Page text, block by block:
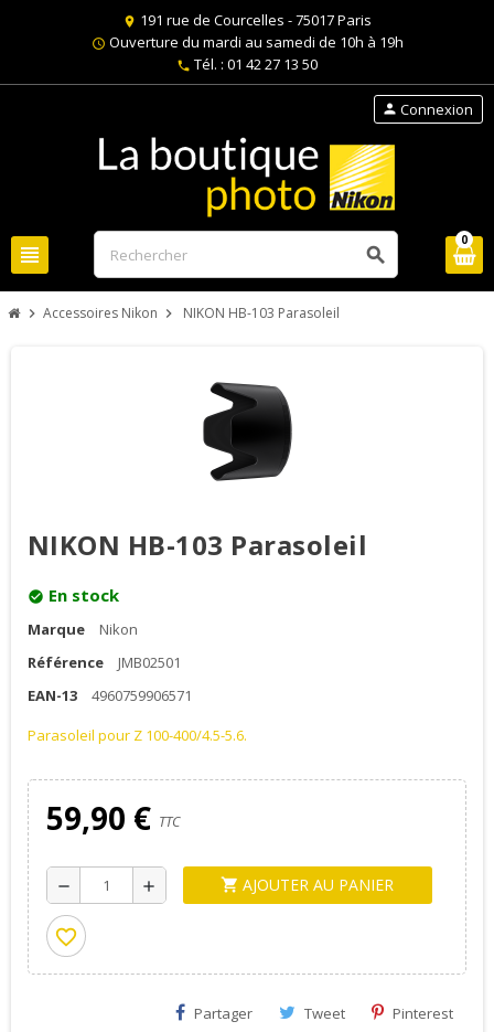
location_on 191 rue de Courcelles - 75017 Paris
schedule Ouverture du mardi au samedi de 10h à 19h
phone Tél. : 01 42 27 13 50
view_headline search
person Connexion
0
chevron_right Accessoires Nikon chevron_right NIKON HB-103 Parasoleil
NIKON HB-103 Parasoleil
check_circle En stock
Marque
Nikon
Référence
JMB02501
EAN-13
4960759906571
Parasoleil pour Z 100-400/4.5-5.6.
59,90 € TTC
remove add shopping_cart AJOUTER AU PANIER
favorite_border
Partager Tweet Pinterest